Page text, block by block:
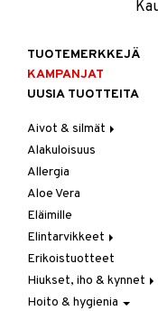
TUOTEMERKKEJÄ
KAMPANJAT
UUSIA TUOTTEITA
Aivot & silmät
Muisti
Rasvahapot
Silmät
Alakuloisuus
Allergia
Aloe Vera
Eläimille
Elintarvikkeet
Hedelmät & pähkinät
Itäminen
Jauhot & leivonta
Erikoistuotteet
Hiukset, iho & kynnet
Aurinko & pigmentti
Hoito & hygienia